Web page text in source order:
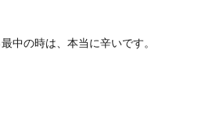
中の時は、本当に辛いです。